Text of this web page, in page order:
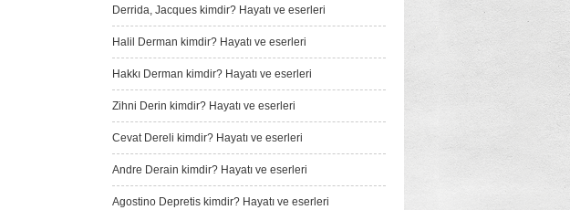
Derrida, Jacques kimdir? Hayatı ve eserleri
Halil Derman kimdir? Hayatı ve eserleri
Hakkı Derman kimdir? Hayatı ve eserleri
Zihni Derin kimdir? Hayatı ve eserleri
Cevat Dereli kimdir? Hayatı ve eserleri
Andre Derain kimdir? Hayatı ve eserleri
Agostino Depretis kimdir? Hayatı ve eserleri